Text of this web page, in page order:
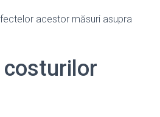
acestor măsuri asupra
costurilor